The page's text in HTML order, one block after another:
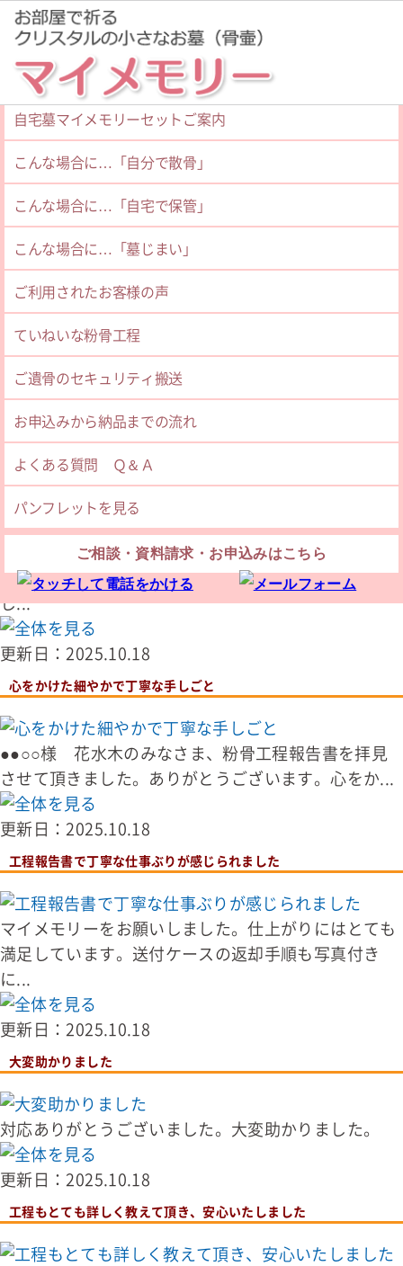
ホーム
コラム＆エッセイ
一覧
（373）
更新日：2025.10.26
ありがとうございました
ていねいに対応して頂いて、説明の文書や、パンフレ
ットもとてもわかりやすかったです。ありがとうご
ざ...
更新日：2025.10.26
誠意ある対応で感謝しています
この度は大変お世話になりました。依頼やりとり中、
住所が違っていたり、料金が違っていたりとありま
し...
更新日：2025.10.18
心をかけた細やかで丁寧な手しごと
●●○○様 花水木のみなさま、粉骨工程報告書を拝見
させて頂きました。ありがとうございます。心をか...
更新日：2025.10.18
工程報告書で丁寧な仕事ぶりが感じられました
マイメモリーをお願いしました。仕上がりにはとても
満足しています。送付ケースの返却手順も写真付き
に...
更新日：2025.10.18
大変助かりました
対応ありがとうございました。大変助かりました。
更新日：2025.10.18
工程もとても詳しく教えて頂き、安心いたしました
粉骨サービスご案内
自宅墓マイメモリーセットご案内
こんな場合に…「自分で散骨」
こんな場合に…「自宅で保管」
こんな場合に…「墓じまい」
ご利用されたお客様の声
ていねいな粉骨工程
ご遺骨のセキュリティ搬送
お申込みから納品までの流れ
よくある質問 Ｑ＆Ａ
パンフレットを見る
ご相談・資料請求・お申込みはこちら